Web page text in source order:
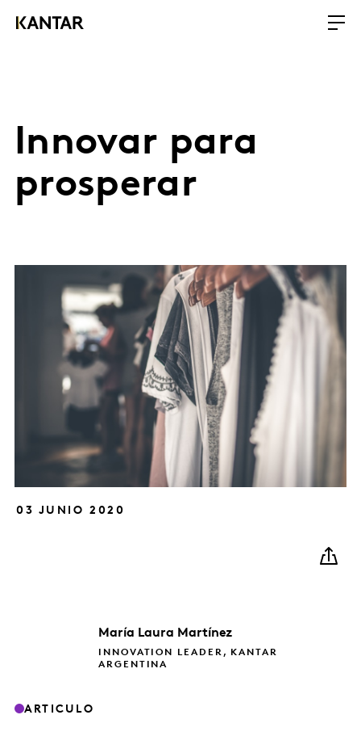
Innovar para
prosperar
03 JUNIO 2020
María Laura Martínez
INNOVATION LEADER, KANTAR
ARGENTINA
ARTICULO